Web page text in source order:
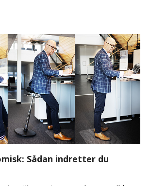
Sådan indretter du